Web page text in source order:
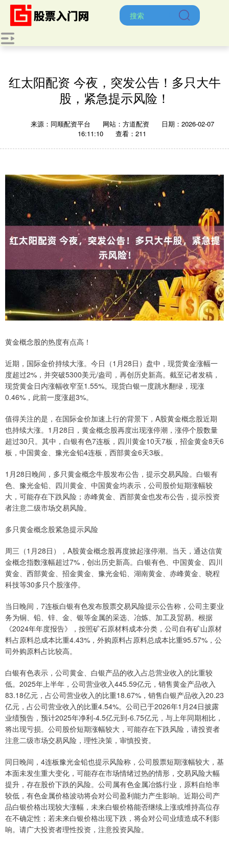
红太阳配资 今夜，突发公告！多只大牛
股，紧急提示风险！
来源：同顺配资平台 网站：方道配资
日期：2026-02-07
16:11:10
查看：211
黄金概念股的热度有点高！
近期，国际金价持续大涨。今日（1月28日）盘中，现货黄金涨幅一
度超过2%，并突破5300美元/盎司，再创历史新高。截至记者发稿，
现货黄金日内涨幅收窄至1.55%。现货白银一度跳水翻绿，现涨
0.46%，此前一度涨超3%。
值得关注的是，在国际金价加速上行的背景下，A股黄金概念股近期
也持续大涨。1月28日，黄金概念股再度出现涨停潮，涨停个股数量
超过30只。其中，白银有色7连板，四川黄金10天7板，招金黄金8天6
板，中国黄金、豫光金铅4连板，西部黄金6天3板。
1月28日晚间，多只黄金概念牛股发布公告，提示交易风险。白银有
色、豫光金铅、四川黄金、中国黄金均表示，公司股价短期涨幅较
大，可能存在下跌风险；赤峰黄金、西部黄金也发布公告，提示投资
者注意二级市场交易风险。
多只黄金概念股紧急提示风险
周三（1月28日），A股黄金概念股再度掀起涨停潮。当天，通达信黄
金概念指数涨幅超过7%，创出历史新高。白银有色、中国黄金、四川
黄金、西部黄金、招金黄金、豫光金铅、湖南黄金、赤峰黄金、晓程
科技等30多只个股涨停。
当日晚间，7连板白银有色发布股票交易风险提示公告称，公司主要业
务为铜、铅、锌、金、银等金属的采选、冶炼、加工及贸易。根据
《2024年年度报告》，按照矿石原材料成本分类，公司自有矿山原材
料占原料总成本比重4.43%，外购原料占原料总成本比重95.57%，公
司外购原料占比较高。
白银有色表示，公司黄金、白银产品的收入占总营业收入的比重较
低。2025年上半年，公司营业收入445.59亿元，销售黄金产品收入
83.18亿元，占公司营业收入的比重18.67%，销售白银产品收入20.23
亿元，占公司营业收入的比重4.54%。公司已于2026年1月24日披露
业绩预告，预计2025年净利-4.5亿元到-6.75亿元，与上年同期相比，
将出现亏损。公司股价短期涨幅较大，可能存在下跌风险，请投资者
注意二级市场交易风险，理性决策，审慎投资。
同日晚间，4连板豫光金铅也提示风险称，公司股票短期涨幅较大，基
本面未发生重大变化，可能存在市场情绪过热的情形，交易风险大幅
提升，存在股价下跌的风险。公司属有色金属冶炼行业，原料自给率
较低，有色金属价格波动将会对公司盈利能力产生影响。近期公司产
品白银价格出现较大涨幅，未来白银价格能否继续上涨或维持高位存
在不确定性；若未来白银价格出现下跌，将会对公司业绩造成不利影
响。请广大投资者理性投资，注意投资风险。